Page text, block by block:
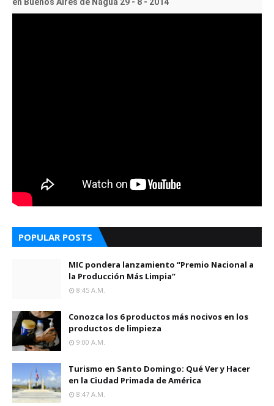
en Buenos Aires de Nagua 29 - 8 - 2014
POPULAR POSTS
MIC pondera lanzamiento “Premio Nacional a
la Producción Más Limpia”
8:45 A.m.
Conozca los 6 productos más nocivos en los
productos de limpieza
9:00 A.m.
Turismo en Santo Domingo: Qué Ver y Hacer
en la Ciudad Primada de América
8:47 A.m.